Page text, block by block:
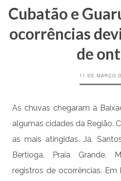
Cubatão e
ocorrências
de
11 DE MARÇO
As chuvas chegaram à
algumas cidades da Região.
as mais atingidas. Já,
Bertioga, Praia Grande,
registros de ocorrências. Em